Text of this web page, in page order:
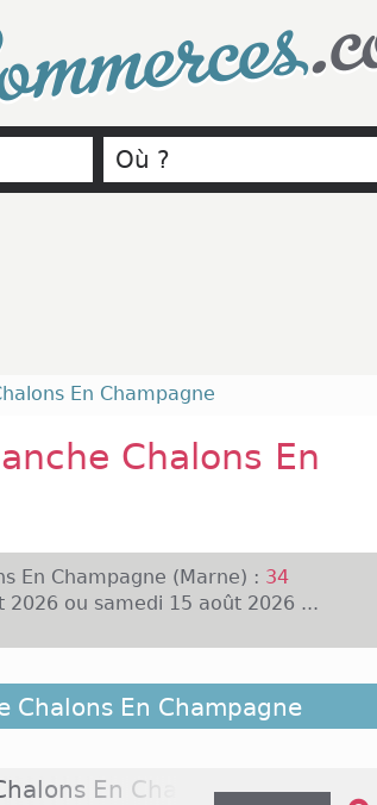
En Champagne
Chalons En
En Champagne (Marne) : 34
ou samedi 15 août 2026 ...
en-Champagne, la
l'offre commerciale de
pour les boutiques. D'autres
Chalons En Champagne
En Champagne Rue de